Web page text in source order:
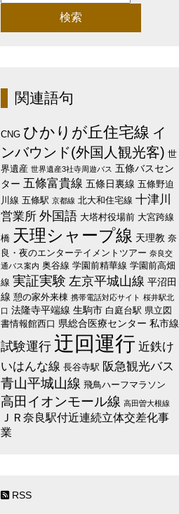
索:
関連語句
CNG ひかりが丘住宅線 イ
ンバウンド(外国人観光客) 世
界遺産 世界遺産3社寺周遊バス 五條バスセン
ター 五條富貴線 五條日裏線 五條野迫
川線 五條駅 京都線 北大和住宅線 十津川
営業所 外国語 大塔村役場前 大宮跨線
橋 天理シャープ線 天理教 奈
良・夜のエンターテイメントツアー 奈良交
通バス案内 奥谷線 学園前精華線 学園前高畑
線 実証実験 左京平城山線 平沼田
線 憩の家外来棟 携帯電話対応サイト 桜井駅北
口 法隆寺平端線 生駒市 白庭台駅 県立図
書情報館西口 県総合医療センター 私市線
試験運行 迂回運行 近鉄け
いはんな線 長谷寺駅 阪急観光バス
青山平城山線 飛鳥ハーフマラソン
高田イオンモール線 高田曽大根線
ＪＲ奈良駅付近連続立体交差化事
業
RSS